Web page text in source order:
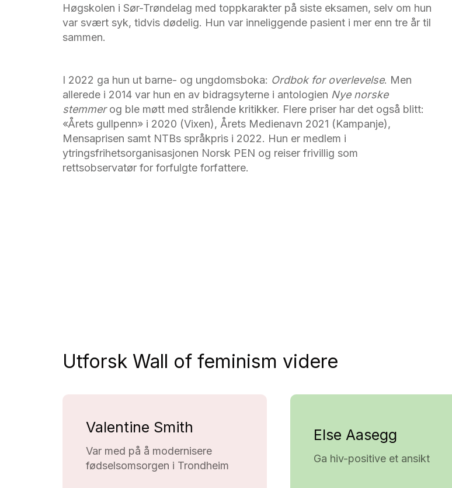
Høgskolen i Sør-Trøndelag med toppkarakter på siste eksamen, selv om hun
var svært syk, tidvis dødelig. Hun var inneliggende pasient i mer enn tre år til
sammen.
I 2022 ga hun ut barne- og ungdomsboka: Ordbok for overlevelse. Men
allerede i 2014 var hun en av bidragsyterne i antologien Nye norske
stemmerog ble møtt med strålende kritikker. Flere priser har det også blitt:
«Årets gullpenn» i 2020 (Vixen), Årets Medienavn 2021 (Kampanje),
Mensaprisen samt NTBs språkpris i 2022. Hun er medlem i
ytringsfrihetsorganisasjonen Norsk PEN og reiser frivillig som
rettsobservatør for forfulgte forfattere.
Utforsk Wall of feminism videre
Valentine Smith
Var med på å modernisere
fødselsomsorgen i Trondheim
Else Aasegg
Ga hiv-positive et ansikt